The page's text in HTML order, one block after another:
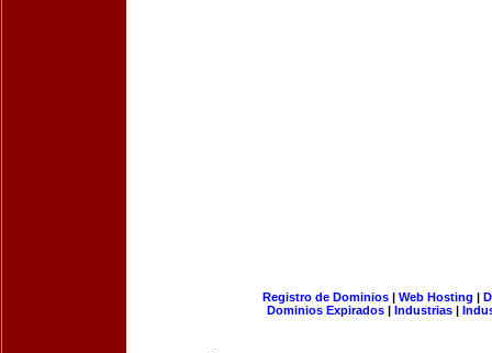
Registro de Dominios| Web Hosting |
Dominios Expirados | Industrias |